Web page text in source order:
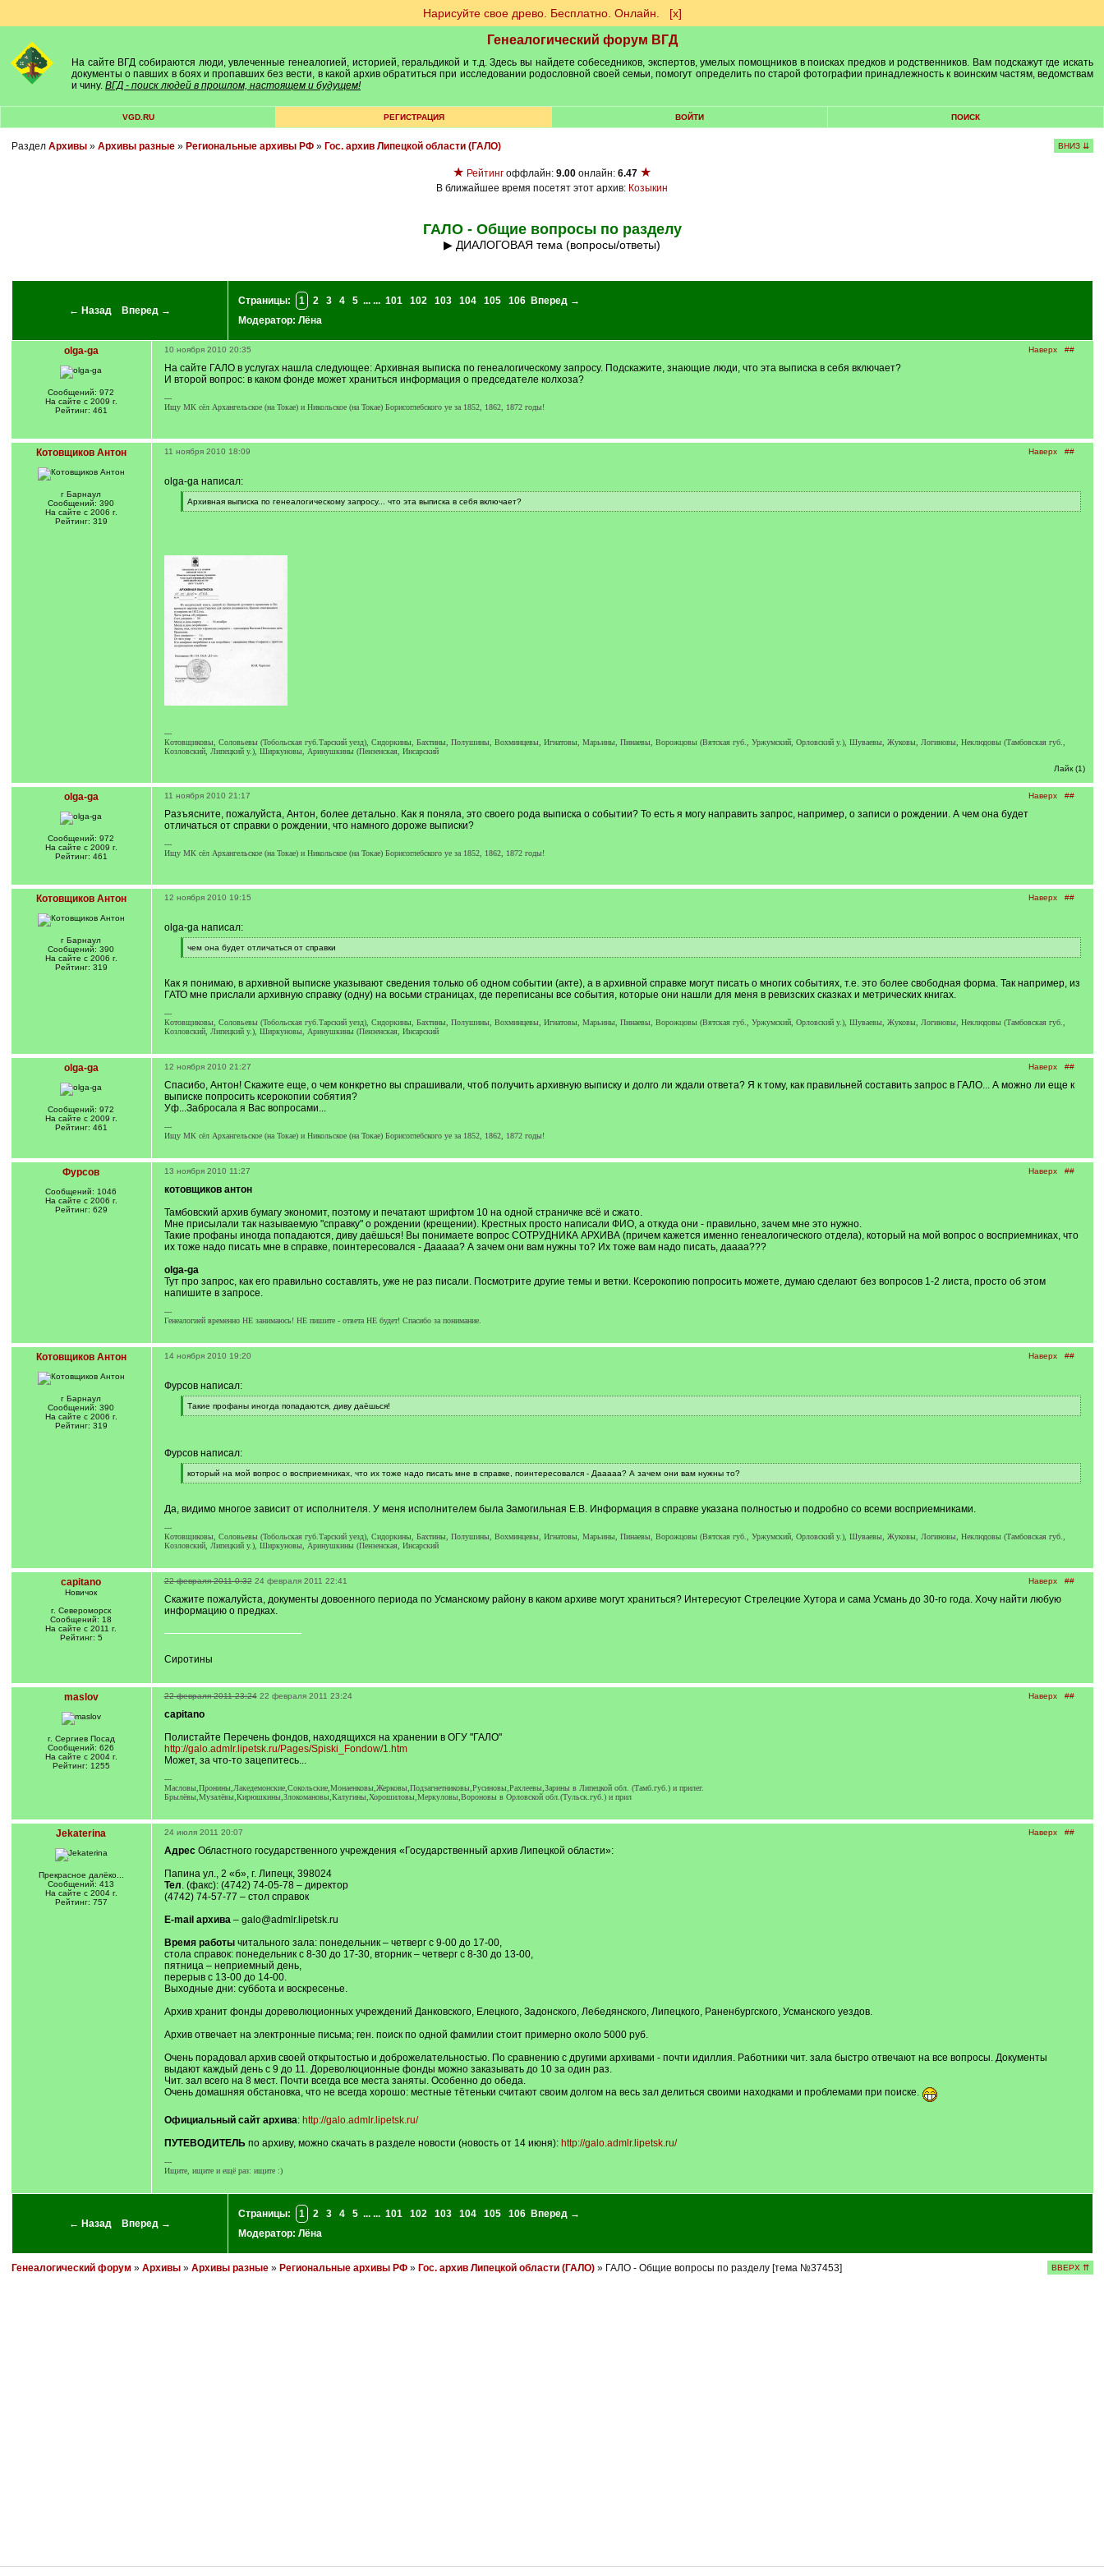
Нарисуйте свое древо. Бесплатно. Онлайн. [х]
Генеалогический форум ВГД
На сайте ВГД собираются люди, увлеченные генеалогией, историей, геральдикой и т.д. Здесь вы найдете собеседников, экспертов, умелых помощников в поисках предков и родственников. Вам подскажут где искать
документы о павших в боях и пропавших без вести, в какой архив обратиться при исследовании родословной своей семьи, помогут определить по старой фотографии принадлежность к воинским частям, ведомствам
и чину. ВГД - поиск людей в прошлом, настоящем и будущем!
VGD.RU РЕГИСТРАЦИЯ ВОЙТИ ПОИСК
Раздел Архивы» Архивы разные» Региональные архивы РФ» Гос. архив Липецкой области (ГАЛО) ВНИЗ ⇊
★ Рейтинг оффлайн: 9.00 онлайн: 6.47 ★
В ближайшее время посетят этот архив: Козыкин
ГАЛО - Общие вопросы по разделу
▶ ДИАЛОГОВАЯ тема (вопросы/ответы)
← Назад Вперед →
Страницы: 1 2 3 4 5 ... ... 101 102 103 104 105 106
Вперед →
Модератор: Лёна
olga-ga
Сообщений: 972
На сайте с 2009 г.
Рейтинг: 461
Наверх ##
10 ноября 2010 20:35
На сайте ГАЛО в услугах нашла следующее: Архивная выписка по генеалогическому запросу. Подскажите, знающие люди, что эта выписка в себя включает?
И второй вопрос: в каком фонде может храниться информация о председателе колхоза?
---
Ищу МК сёл Архангельское (на Токае) и Никольское (на Токае) Борисоглебского уе за 1852, 1862, 1872 годы!
Котовщиков Антон
г Барнаул
Сообщений: 390
На сайте с 2006 г.
Рейтинг: 319
Наверх ##
11 ноября 2010 18:09
olga-ga написал:
[
q
Архивная выписка по генеалогическому запросу... что эта выписка в себя включает?
[
---
Котовщиковы, Соловьевы (Тобольская губ.Тарский уезд), Сидоркины, Бахтины, Полушины, Вохминцевы, Игнатовы, Марьины, Пинаевы, Ворожцовы (Вятская губ., Уржумский, Орловский у.), Шуваевы, Жуковы, Логиновы, Неклюдовы (Тамбовская губ.,
Козловский, Липецкий у.), Ширкуновы, Аринушкины (Пензенская, Инсарский
Лайк (1)
olga-ga
Сообщений: 972
На сайте с 2009 г.
Рейтинг: 461
Наверх ##
11 ноября 2010 21:17
Разъясните, пожалуйста, Антон, более детально. Как я поняла, это своего рода выписка о событии? То есть я могу направить запрос, например, о записи о рождении. А чем она будет
отличаться от справки о рождении, что намного дороже выписки?
---
Ищу МК сёл Архангельское (на Токае) и Никольское (на Токае) Борисоглебского уе за 1852, 1862, 1872 годы!
Котовщиков Антон
г Барнаул
Сообщений: 390
На сайте с 2006 г.
Рейтинг: 319
Наверх ##
12 ноября 2010 19:15
olga-ga написал:
[
q
чем она будет отличаться от справки
[
]
Как я понимаю, в архивной выписке указывают сведения только об одном событии (акте), а в архивной справке могут писать о многих событиях, т.е. это более свободная форма. Так например, из
ГАТО мне прислали архивную справку (одну) на восьми страницах, где переписаны все события, которые они нашли для меня в ревизских сказках и метрических книгах.
---
Котовщиковы, Соловьевы (Тобольская губ.Тарский уезд), Сидоркины, Бахтины, Полушины, Вохминцевы, Игнатовы, Марьины, Пинаевы, Ворожцовы (Вятская губ., Уржумский, Орловский у.), Шуваевы, Жуковы, Логиновы, Неклюдовы (Тамбовская губ.,
Козловский, Липецкий у.), Ширкуновы, Аринушкины (Пензенская, Инсарский
olga-ga
Сообщений: 972
На сайте с 2009 г.
Рейтинг: 461
Наверх ##
12 ноября 2010 21:27
Спасибо, Антон! Скажите еще, о чем конкретно вы спрашивали, чтоб получить архивную выписку и долго ли ждали ответа? Я к тому, как правильней составить запрос в ГАЛО... А можно ли еще к
выписке попросить ксерокопии собятия?
Уф...Забросала я Вас вопросами...
---
Ищу МК сёл Архангельское (на Токае) и Никольское (на Токае) Борисоглебского уе за 1852, 1862, 1872 годы!
Фурсов
Сообщений: 1046
На сайте с 2006 г.
Рейтинг: 629
Наверх ##
13 ноября 2010 11:27
котовщиков антон
Тамбовский архив бумагу экономит, поэтому и печатают шрифтом 10 на одной страничке всё и сжато.
Мне присылали так называемую "справку" о рождении (крещении). Крестных просто написали ФИО, а откуда они - правильно, зачем мне это нужно.
Такие профаны иногда попадаются, диву даёшься! Вы понимаете вопрос СОТРУДНИКА АРХИВА (причем кажется именно генеалогического отдела), который на мой вопрос о восприемниках, что
их тоже надо писать мне в справке, поинтересовался - Дааааа? А зачем они вам нужны то? Их тоже вам надо писать, даааа???
olga-ga
Тут про запрос, как его правильно составлять, уже не раз писали. Посмотрите другие темы и ветки. Ксерокопию попросить можете, думаю сделают без вопросов 1-2 листа, просто об этом
напишите в запросе.
---
Генеалогией временно НЕ занимаюсь! НЕ пишите - ответа НЕ будет! Спасибо за понимание.
Котовщиков Антон
г Барнаул
Сообщений: 390
На сайте с 2006 г.
Рейтинг: 319
Наверх ##
14 ноября 2010 19:20
Фурсов написал:
[
q
Такие профаны иногда попадаются, диву даёшься!
[
Фурсов написал:
[
q
который на мой вопрос о восприемниках, что их тоже надо писать мне в справке, поинтересовался - Дааааа? А зачем они вам нужны то?
[
]
Да, видимо многое зависит от исполнителя. У меня исполнителем была Замогильная Е.В. Информация в справке указана полностью и подробно со всеми восприемниками.
---
Котовщиковы, Соловьевы (Тобольская губ.Тарский уезд), Сидоркины, Бахтины, Полушины, Вохминцевы, Игнатовы, Марьины, Пинаевы, Ворожцовы (Вятская губ., Уржумский, Орловский у.), Шуваевы, Жуковы, Логиновы, Неклюдовы (Тамбовская губ.,
Козловский, Липецкий у.), Ширкуновы, Аринушкины (Пензенская, Инсарский
capitano
Новичок
г. Североморск
Сообщений: 18
На сайте с 2011 г.
Рейтинг: 5
Наверх ##
22 февраля 2011 0:32 24 февраля 2011 22:41
Скажите пожалуйста, документы довоенного периода по Усманскому району в каком архиве могут храниться? Интересуют Стрелецкие Хутора и сама Усмань до 30-го года. Хочу найти любую
информацию о предках.
Сиротины
maslov
г. Сергиев Посад
Сообщений: 626
На сайте с 2004 г.
Рейтинг: 1255
Наверх ##
22 февраля 2011 23:24 22 февраля 2011 23:24
capitano
Полистайте Перечень фондов, находящихся на хранении в ОГУ "ГАЛО"
http://galo.admlr.lipetsk.ru/Pages/Spiski_Fondow/1.htm
Может, за что-то зацепитесь...
---
Масловы,Пронины,Лакедемонские,Сокольские,Монаенковы,Жерковы,Подзагнетниковы,Русиновы,Рахлеевы,Зарины в Липецкой обл. (Тамб.губ.) и прилег.
Брылёвы,Музалёвы,Кирюшкины,Злокомановы,Калугины,Хорошиловы,Меркуловы,Вороновы в Орловской обл.(Тульск.губ.) и прил
Jekaterina
Прекрасное далёко...
Сообщений: 413
На сайте с 2004 г.
Рейтинг: 757
Наверх ##
24 июля 2011 20:07
АдресОбластного государственного учреждения «Государственный архив Липецкой области»:
Папина ул., 2 «б», г. Липецк, 398024
Тел. (факс): (4742) 74-05-78 – директор
(4742) 74-57-77 – стол справок
E-mail архива– galo@admlr.lipetsk.ru
Время работычитального зала: понедельник – четверг с 9-00 до 17-00,
стола справок: понедельник с 8-30 до 17-30, вторник – четверг с 8-30 до 13-00,
пятница – неприемный день,
перерыв с 13-00 до 14-00.
Выходные дни: суббота и воскресенье.
Архив хранит фонды дореволюционных учреждений Данковского, Елецкого, Задонского, Лебедянского, Липецкого, Раненбургского, Усманского уездов.
Архив отвечает на электронные письма; ген. поиск по одной фамилии стоит примерно около 5000 руб.
Очень порадовал архив своей открытостью и доброжелательностью. По сравнению с другими архивами - почти идиллия. Работники чит. зала быстро отвечают на все вопросы. Документы
выдают каждый день с 9 до 11. Дореволюционные фонды можно заказывать до 10 за один раз.
Чит. зал всего на 8 мест. Почти всегда все места заняты. Особенно до обеда.
Очень домашняя обстановка, что не всегда хорошо: местные тётеньки считают своим долгом на весь зал делиться своими находками и проблемами при поиске.
Официальный сайт архива: http://galo.admlr.lipetsk.ru/
ПУТЕВОДИТЕЛЬпо архиву, можно скачать в разделе новости (новость от 14 июня): http://galo.admlr.lipetsk.ru/
---
Ищите, ищите и ещё раз: ищите :)
← Назад Вперед →
Страницы: 1 2 3 4 5 ... ... 101 102 103 104 105 106
Вперед →
Модератор: Лёна
Генеалогический форум » Архивы» Архивы разные» Региональные архивы РФ» Гос. архив Липецкой области (ГАЛО)» ГАЛО - Общие вопросы по разделу [тема №37453] ВВЕРХ ⇈